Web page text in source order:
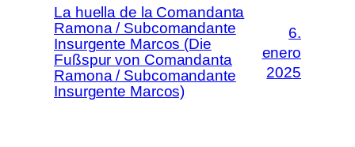
La huella de la Comandanta
Ramona / Subcomandante
Insurgente Marcos (Die
Fußspur von Comandanta
Ramona / Subcomandante
Insurgente Marcos)
6.
enero
2025